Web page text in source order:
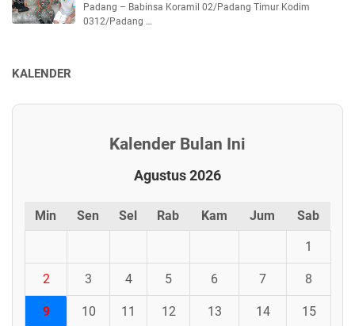
Padang – Babinsa Koramil 02/Padang Timur Kodim
0312/Padang …
KALENDER
Kalender Bulan Ini
Agustus 2026
Min Sen Sel Rab Kam Jum Sab
1
2 3 4 5 6 7 8
9 10 11 12 13 14 15